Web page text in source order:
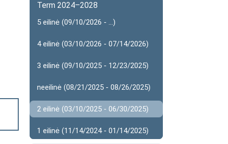
Term 2024–2028
5 eilinė (09/10/2026 - ...)
4 eilinė (03/10/2026 - 07/14/2026)
3 eilinė (09/10/2025 - 12/23/2025)
neeilinė (08/21/2025 - 08/26/2025)
2 eilinė (03/10/2025 - 06/30/2025)
1 eilinė (11/14/2024 - 01/14/2025)